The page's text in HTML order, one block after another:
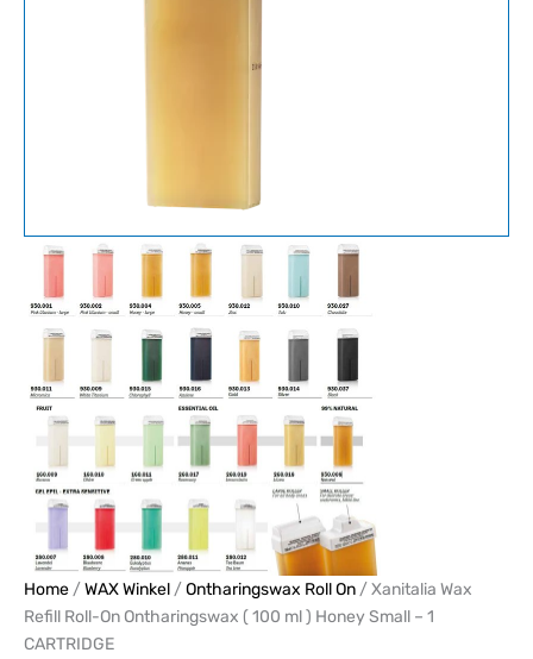
Home /WAX Winkel /Ontharingswax Roll On / Xanitalia Wax
Refill Roll-On Ontharingswax ( 100 ml ) Honey Small – 1
CARTRIDGE